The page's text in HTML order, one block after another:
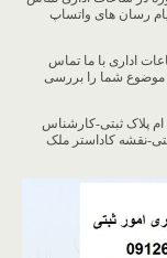
رسان های واتساپ
اداری با ما تماس
موضوع شما را بررسی
پلاک ثبتی-کارشناس
نقشه کاداستر ملک